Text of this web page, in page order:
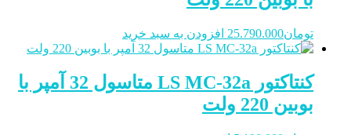
تومان25.790.000 افزودن به سبد خرید
کنتاکتور LS MC-32a متاسول 32 آمپر با
بوبین 220 ولت